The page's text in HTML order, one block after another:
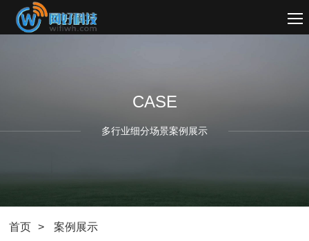
CASE
多行业细分场景案例展示
首页 案例展示